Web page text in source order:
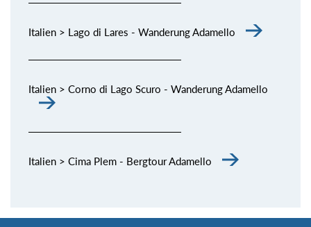
Italien > Lago di Lares - Wanderung Adamello
Italien > Corno di Lago Scuro - Wanderung Adamello
Italien > Cima Plem - Bergtour Adamello